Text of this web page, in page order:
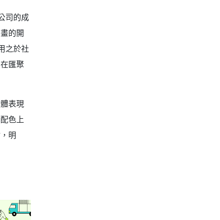
司的成
的開
之於社
匯聚
表現
色上
明